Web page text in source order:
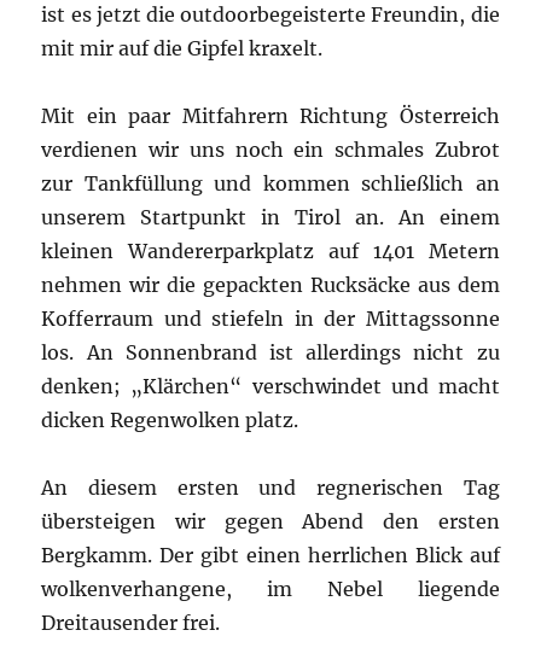
ist es jetzt die outdoorbegeisterte Freundin, die
mit mir auf die Gipfel kraxelt.
Mit ein paar Mitfahrern Richtung Österreich
verdienen wir uns noch ein schmales Zubrot
zur Tankfüllung und kommen schließlich an
unserem Startpunkt in Tirol an. An einem
kleinen Wandererparkplatz auf 1401 Metern
nehmen wir die gepackten Rucksäcke aus dem
Kofferraum und stiefeln in der Mittagssonne
los. An Sonnenbrand ist allerdings nicht zu
denken; „Klärchen“ verschwindet und macht
dicken Regenwolken platz.
An diesem ersten und regnerischen Tag
übersteigen wir gegen Abend den ersten
Bergkamm. Der gibt einen herrlichen Blick auf
wolkenverhangene, im Nebel liegende
Dreitausender frei.